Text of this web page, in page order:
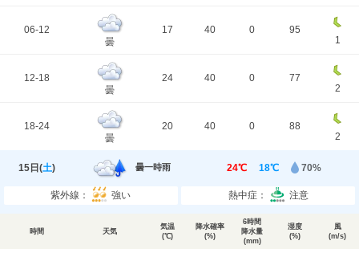
06-12
曇
17 40 0
95
1
12-18
曇
24 40 0
77
2
18-24
曇
20 40 0
88
2
15日(土) 曇一時雨 24℃ 18℃ 70%
紫外線： 強い 熱中症： 注意
時間 天気
気温
(℃)
降水確率
(%)
6時間
降水量
(mm)
湿度
(%)
風
(m/s)